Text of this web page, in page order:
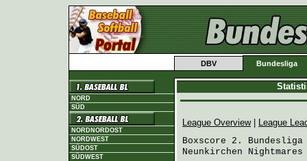
DBV Bundesliga
NORD
SÜD
NORDNORDOST
NORDWEST
SÜDOST
SÜDWEST
League Overview|
League
Boxscore 2.
Neunkirchen